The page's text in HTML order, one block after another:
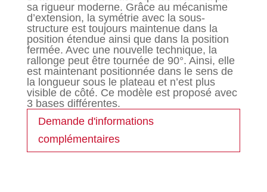
sa rigueur moderne. Grâce au mécanisme
d’extension, la symétrie avec la sous-
structure est toujours maintenue dans la
position étendue ainsi que dans la position
fermée. Avec une nouvelle technique, la
rallonge peut être tournée de 90°. Ainsi, elle
est maintenant positionnée dans le sens de
la longueur sous le plateau et n’est plus
visible de côté. Ce modèle est proposé avec
3 bases différentes.
Demande d'informations
complémentaires